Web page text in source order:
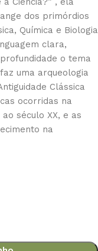
dos primórdios
Química e Biologia
clara,
o tema
uma arqueologia
Clássica
ocorridas na
século XX, e as
na